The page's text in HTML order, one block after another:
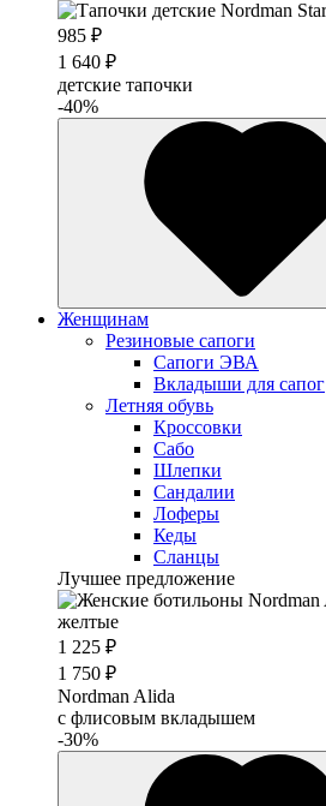
985 ₽
1 640 ₽
детские тапочки
-40%
Женщинам
Резиновые сапоги
Cапоги ЭВА
Вкладыши для сапог
Летняя обувь
Кроссовки
Сабо
Шлепки
Сандалии
Лоферы
Кеды
Сланцы
Лучшее предложение
1 225 ₽
1 750 ₽
Nordman Alida
с флисовым вкладышем
-30%